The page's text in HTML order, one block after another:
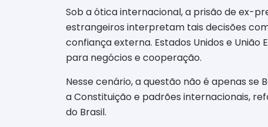
Sob a ótica internacional, a prisão de ex-
estrangeiros interpretam tais decisões
confiança externa. Estados Unidos e
para negócios e cooperação.
Nesse cenário, a questão não é apenas
a Constituição e padrões internacionais,
do Brasil.